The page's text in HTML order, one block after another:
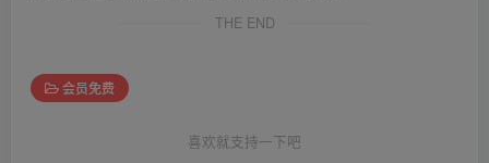
THE END
会员免费
喜欢就支持一下吧